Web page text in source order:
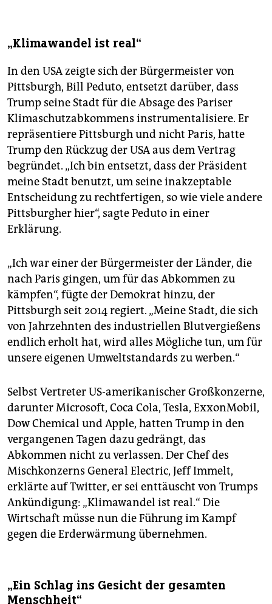
„Klimawandel ist real“
In den USA zeigte sich der Bürgermeister von
Pittsburgh, Bill Peduto, entsetzt darüber, dass
Trump seine Stadt für die Absage des Pariser
Klimaschutzabkommens instrumentalisiere. Er
repräsentiere Pittsburgh und nicht Paris, hatte
Trump den Rückzug der USA aus dem Vertrag
begründet. „Ich bin entsetzt, dass der Präsident
meine Stadt benutzt, um seine inakzeptable
Entscheidung zu rechtfertigen, so wie viele andere
Pittsburgher hier“, sagte Peduto in einer
Erklärung.
„Ich war einer der Bürgermeister der Länder, die
nach Paris gingen, um für das Abkommen zu
kämpfen“, fügte der Demokrat hinzu, der
Pittsburgh seit 2014 regiert. „Meine Stadt, die sich
von Jahrzehnten des industriellen Blutvergießens
endlich erholt hat, wird alles Mögliche tun, um für
unsere eigenen Umweltstandards zu werben.“
Selbst Vertreter US-amerikanischer Großkonzerne,
darunter Microsoft, Coca Cola, Tesla, ExxonMobil,
Dow Chemical und Apple, hatten Trump in den
vergangenen Tagen dazu gedrängt, das
Abkommen nicht zu verlassen. Der Chef des
Mischkonzerns General Electric, Jeff Immelt,
erklärte auf Twitter, er sei enttäuscht von Trumps
Ankündigung: „Klimawandel ist real.“ Die
Wirtschaft müsse nun die Führung im Kampf
gegen die Erderwärmung übernehmen.
„Ein Schlag ins Gesicht der gesamten
Menschheit“